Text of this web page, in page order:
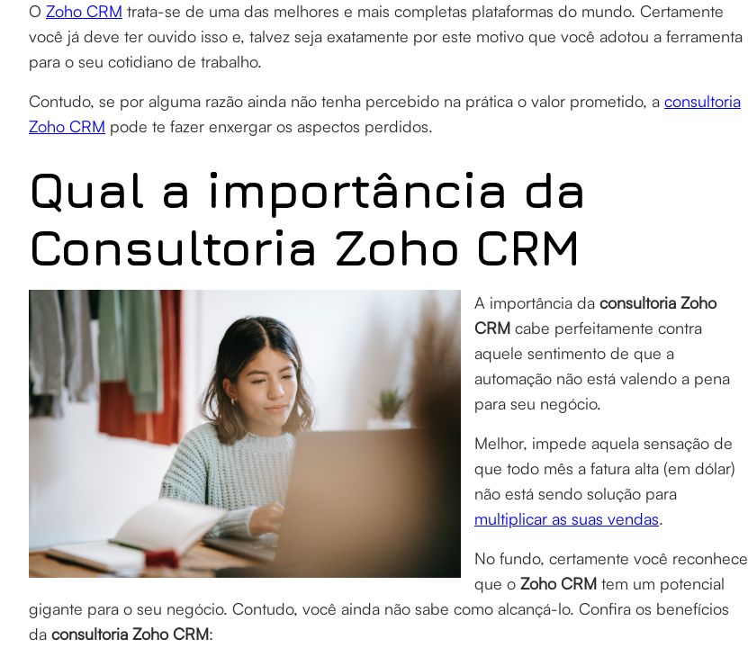
O Zoho CRM trata-se de uma das melhores e mais completas plataformas do mundo. Certamente
você já deve ter ouvido isso e, talvez seja exatamente por este motivo que você adotou a ferramenta
para o seu cotidiano de trabalho.
Contudo, se por alguma razão ainda não tenha percebido na prática o valor prometido, a consultoria
Zoho CRM pode te fazer enxergar os aspectos perdidos.
Qual a importância da
Consultoria Zoho CRM
A importância da consultoria Zoho
CRM cabe perfeitamente contra
aquele sentimento de que a
automação não está valendo a pena
para seu negócio.
Melhor, impede aquela sensação de
que todo mês a fatura alta (em dólar)
não está sendo solução para
multiplicar as suas vendas.
No fundo, certamente você reconhece
que o Zoho CRM tem um potencial
gigante para o seu negócio. Contudo, você ainda não sabe como alcançá-lo. Confira os benefícios
da consultoria Zoho CRM: